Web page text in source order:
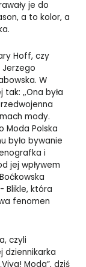
je do
a to kolor, a
Hoff, czy
W
,,Ona była
mody.
Moda Polska
było bywanie
i
jej wpływem
Blikle, która
fenomen
czyli
dziennikarka
Moda”, dziś